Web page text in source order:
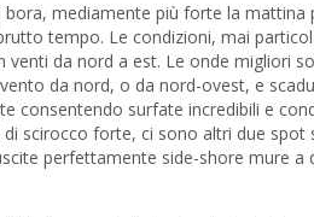
mediamente più forte la
tempo. Le condizioni, mai
da nord a est. Le onde migliori
da nord, o da nord-ovest, e
surfate incredibili e
scirocco forte, ci sono altri due
perfettamente side-shore mure